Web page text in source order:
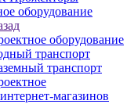
оборудование
оборудование
транспорт
транспорт
магазинов